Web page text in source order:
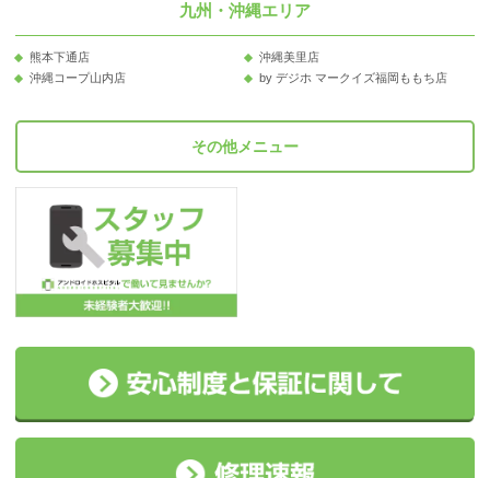
九州・沖縄エリア
熊本下通店
沖縄美里店
沖縄コープ山内店
by デジホ マークイズ福岡ももち店
その他メニュー